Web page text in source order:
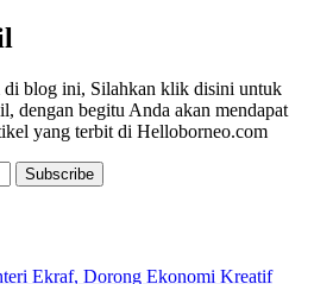
blog ini, Silahkan klik disini untuk
dengan begitu Anda akan mendapat
yang terbit di Helloborneo.com